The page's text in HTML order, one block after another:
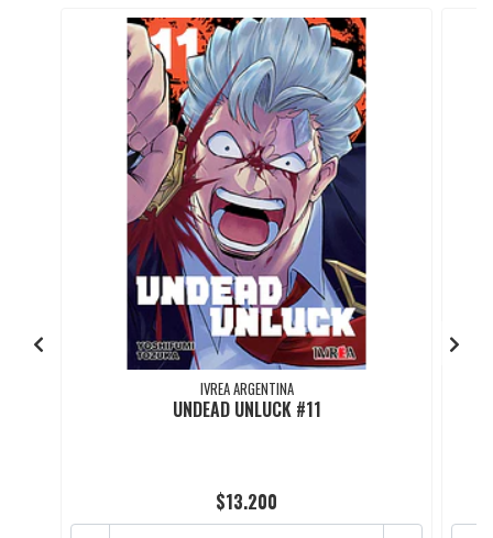
IVREA ARGENTINA
UNDEAD UNLUCK #11
$13.200